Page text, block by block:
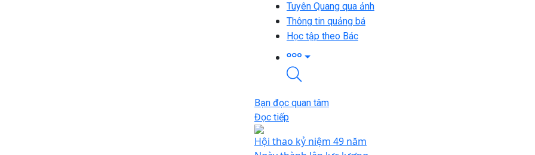
Tuyên Quang qua ảnh
Thông tin quảng bá
Học tập theo Bác
Bạn đọc quan tâm
Đọc tiếp
Hội thao kỷ niệm 49 năm